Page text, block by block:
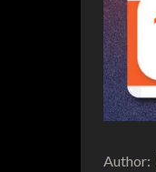
Author: